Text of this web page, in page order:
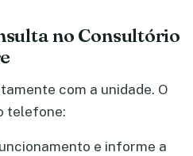
no Consultório
com a unidade. O
telefone:
e informe a